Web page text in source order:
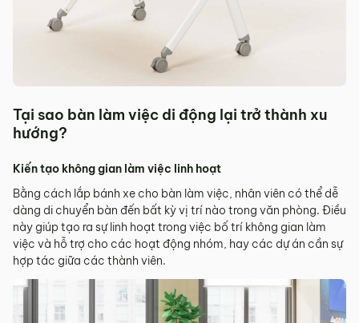
Tại sao bàn làm việc di động lại trở thành xu
hướng?
Kiến tạo không gian làm việc linh hoạt
Bằng cách lắp bánh xe cho bàn làm việc, nhân viên có thể dễ
dàng di chuyển bàn đến bất kỳ vị trí nào trong văn phòng. Điều
này giúp tạo ra sự linh hoạt trong việc bố trí không gian làm
việc và hỗ trợ cho các hoạt động nhóm, hay các dự án cần sự
hợp tác giữa các thành viên.